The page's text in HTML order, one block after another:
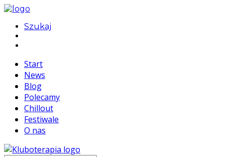
Szukaj
Start
News
Blog
Polecamy
Chillout
Festiwale
O nas